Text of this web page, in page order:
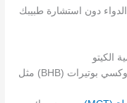
دون استشارة طبيبك
الكيتو
الكيتونات الخارجية – تشمل بيتا هيدروكسي بوتيرات (BHB) مثل